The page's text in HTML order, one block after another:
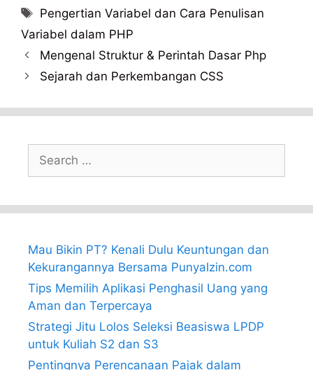
Tags
Pengertian Variabel dan Cara Penulisan
Variabel dalam PHP
Mengenal Struktur & Perintah Dasar Php
Sejarah dan Perkembangan CSS
for:
Mau Bikin PT? Kenali Dulu Keuntungan dan
Kekurangannya Bersama PunyaIzin.com
Tips Memilih Aplikasi Penghasil Uang yang
Aman dan Terpercaya
Strategi Jitu Lolos Seleksi Beasiswa LPDP
untuk Kuliah S2 dan S3
Pentingnya Perencanaan Pajak dalam